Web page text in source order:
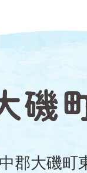
大
磯
町
郡大磯